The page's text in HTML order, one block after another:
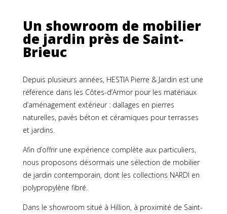
Un showroom de mobilier
de jardin près de Saint-
Brieuc
Depuis plusieurs années, HESTIA Pierre & Jardin est une
référence dans les Côtes-d’Armor pour les matériaux
d’aménagement extérieur : dallages en pierres
naturelles, pavés béton et céramiques pour terrasses
et jardins.
Afin d’offrir une expérience complète aux particuliers,
nous proposons désormais une sélection de mobilier
de jardin contemporain, dont les collections NARDI en
polypropylène fibré.
Dans le showroom situé à Hillion, à proximité de Saint-